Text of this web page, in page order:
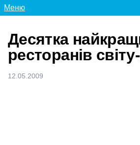
Меню
Десятка
ресторанів
12.05.2009